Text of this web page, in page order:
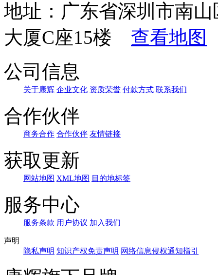
地址：广东省深圳市南
大厦C座15楼 查看地图
公司信息
关于康辉 企业文化 资质荣誉 付款方式 联系我们
合作伙伴
商务合作 合作伙伴 友情链接
获取更新
网站地图 XML地图 目的地标签
服务中心
服务条款 用户协议 加入我们
声明
隐私声明 知识产权免责声明 网络信息侵权通知指引